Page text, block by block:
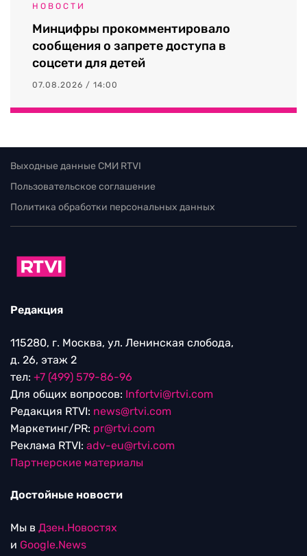
НОВОСТИ
Минцифры прокомментировало
сообщения о запрете доступа в
соцсети для детей
07.08.2026 / 14:00
Выходные данные СМИ RTVI
Пользовательское соглашение
Политика обработки персональных данных
Редакция
115280, г. Москва, ул. Ленинская слобода,
д. 26, этаж 2
тел: +7 (499) 579-86-96
Для общих вопросов: Infortvi@rtvi.com
Редакция RTVI: news@rtvi.com
Маркетинг/PR: pr@rtvi.com
Реклама RTVI: adv-eu@rtvi.com
Партнерские материалы
Достойные новости
Мы в Дзен.Новостях
и Google.News